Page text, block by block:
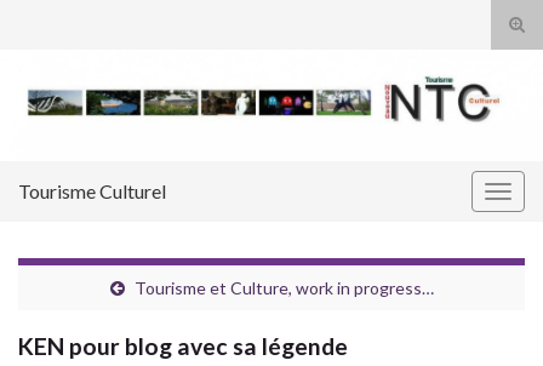
Tourisme Culturel
Tourisme et Culture, work in progress…
KEN pour blog avec sa légende